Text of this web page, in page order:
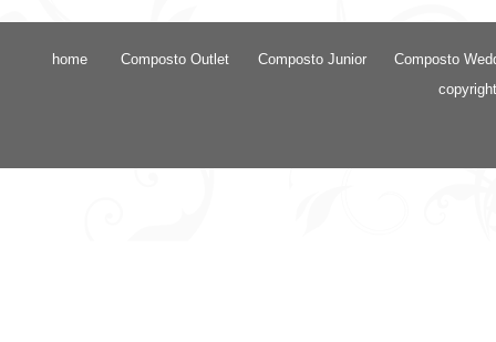
home Composto Outlet Composto Junior
Composto